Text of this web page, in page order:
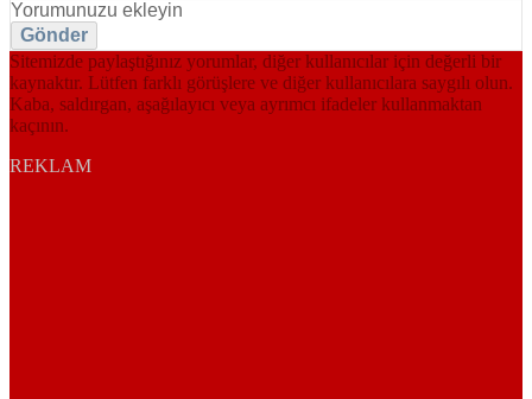
Gönder
Sitemizde paylaştığınız yorumlar, diğer kullanıcılar için değerli bir
kaynaktır. Lütfen farklı görüşlere ve diğer kullanıcılara saygılı olun.
Kaba, saldırgan, aşağılayıcı veya ayrımcı ifadeler kullanmaktan
kaçının.
REKLAM